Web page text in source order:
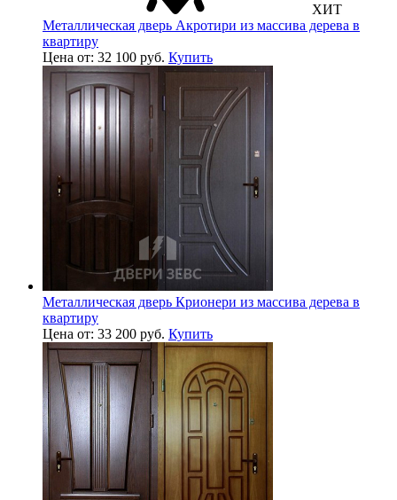
ХИТ
Металлическая дверь Акротири из массива дерева в
квартиру
Цена от: 32 100 руб. Купить
Металлическая дверь Крионери из массива дерева в
квартиру
Цена от: 33 200 руб. Купить